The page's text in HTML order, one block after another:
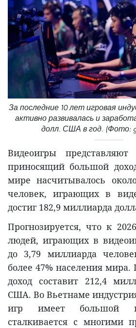
За последние 10 лет игровая
активно развивалась и
долл. США в год. (Фото:
Видеоигры представляют
приносящий большой
мире насчитывалось
человек, играющих в
достиг 182,9 миллиарда
Прогнозируется, что к
людей, играющих в
до 3,79 миллиарда
более 47% населения
доход составит 212,4
США. Во Вьетнаме
игр имеет большой
сталкивается с многими